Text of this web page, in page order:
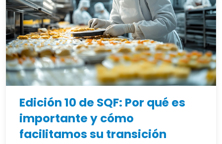
Edición 10 de SQF: Por qué es
importante y cómo
facilitamos su transición